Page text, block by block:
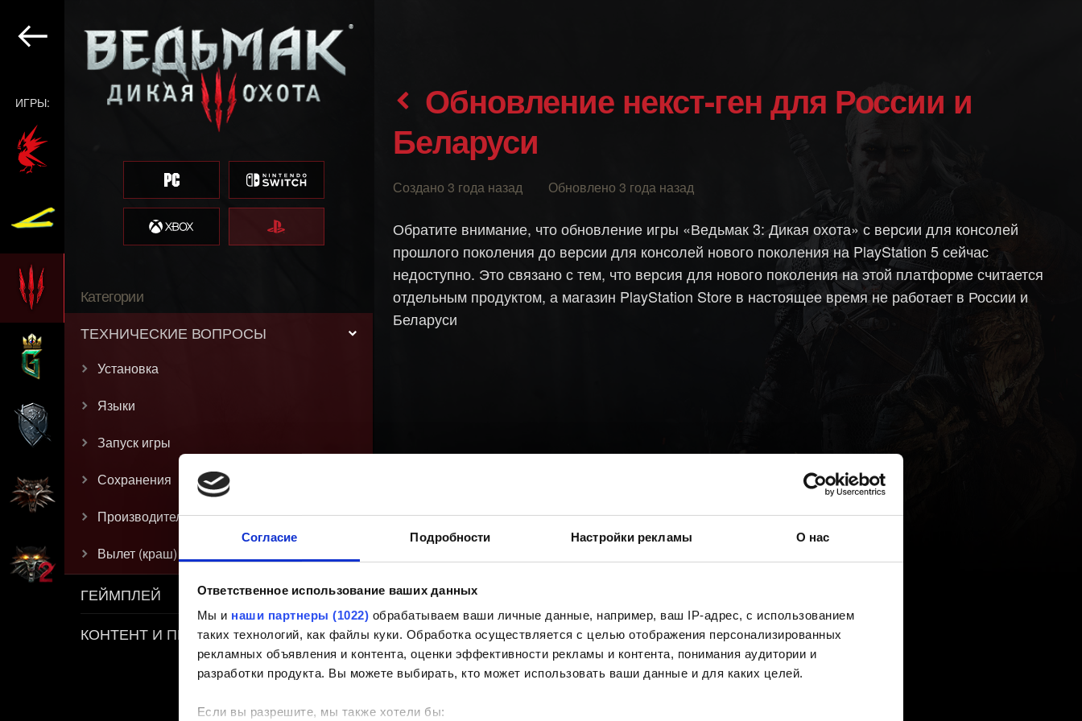
Согласие Подробности Настройки рекламы О нас
Ответственное использование ваших данных
Мы и наши партнеры (1022) обрабатываем ваши личные данные, например, ваш IP-адрес, с использованием
таких технологий, как файлы куки. Обработка осуществляется с целью отображения персонализированных
рекламных объявления и контента, оценки эффективности рекламы и контента, понимания аудитории и
разработки продукта. Вы можете выбирать, кто может использовать ваши данные и для каких целей.
Если вы разрешите, мы также хотели бы:
ИГРЫ:
Категории
ТЕХНИЧЕСКИЕ ВОПРОСЫ
Установка
Языки
Запуск игры
Сохранения
Производительность
Вылет (краш)
ГЕЙМПЛЕЙ
КОНТЕНТ И ПРАВИЛА
Обновление некст-ген для России и
Беларуси
Создано 3 года назад Обновлено 3 года назад
Обратите внимание, что обновление игры «Ведьмак 3: Дикая охота» с версии для консолей
прошлого поколения до версии для консолей нового поколения на PlayStation 5 сейчас
недоступно. Это связано с тем, что версия для нового поколения на этой платформе считается
отдельным продуктом, а магазин PlayStation Store в настоящее время не работает в России и
Беларуси